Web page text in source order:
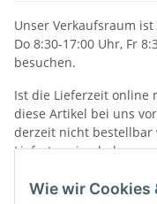
Wie wir Cookies
Unser Verkaufsraum
Do 8:30-17:00 Uhr, Fr
besuchen.
Ist die Lieferzeit online
diese Artikel bei uns
derzeit nicht bestellbar
Liefertermine haben.
Informationen